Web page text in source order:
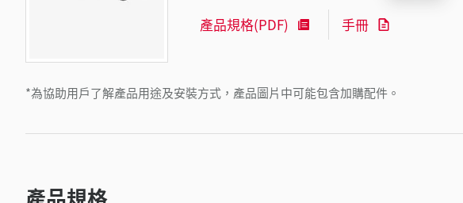
*為協助用戶了解產品用途及安裝方式，產品圖片中可能包含加購配件。
產品規格(PDF) 手冊
產品規格